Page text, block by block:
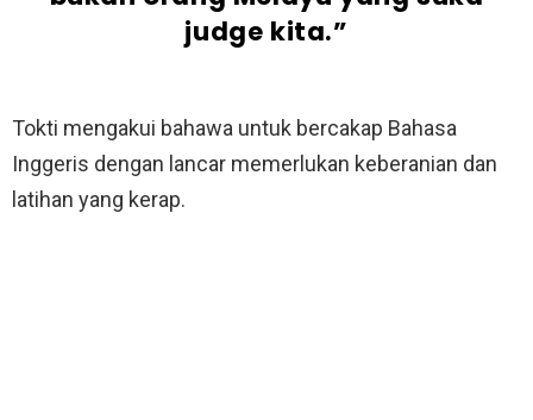
judge kita.”
Tokti mengakui bahawa untuk bercakap Bahasa
Inggeris dengan lancar memerlukan keberanian dan
latihan yang kerap.